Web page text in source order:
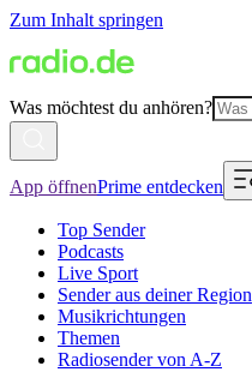
Zum Inhalt springen
Was möchtest du anhören?
App öffnenPrime entdecken
Top Sender
Podcasts
Live Sport
Sender aus deiner Region
Musikrichtungen
Themen
Radiosender von A-Z